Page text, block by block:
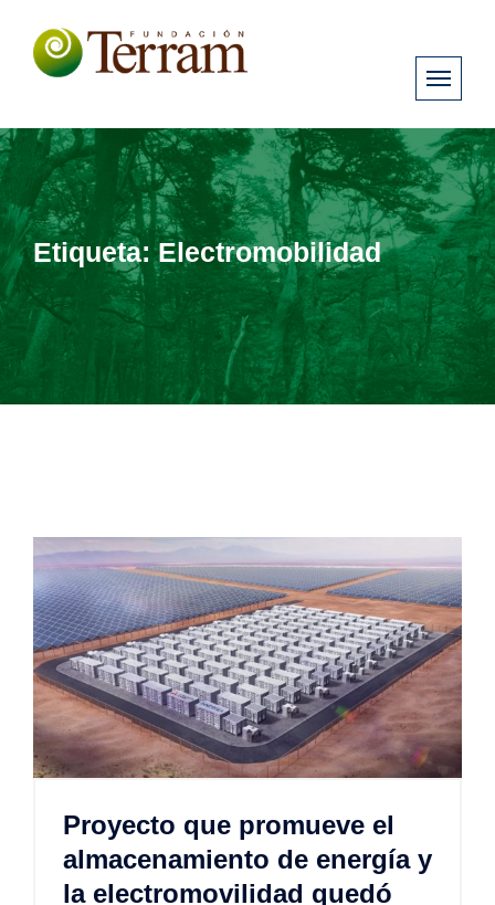
Etiqueta:Electromobilidad
Proyecto que promueve el
almacenamiento de energía y
la electromovilidad quedó